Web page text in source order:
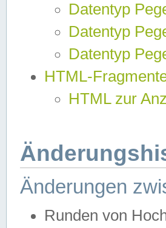
Datentyp
Datentyp
Datentyp
HTML-
HTML zur
Änderungen
Runden von